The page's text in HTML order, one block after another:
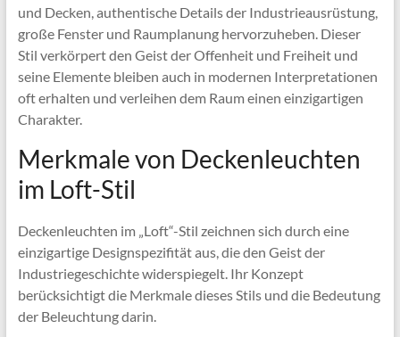
und Decken, authentische Details der Industrieausrüstung,
große Fenster und Raumplanung hervorzuheben. Dieser
Stil verkörpert den Geist der Offenheit und Freiheit und
seine Elemente bleiben auch in modernen Interpretationen
oft erhalten und verleihen dem Raum einen einzigartigen
Charakter.
Merkmale von Deckenleuchten
im Loft-Stil
Deckenleuchten im „Loft“-Stil zeichnen sich durch eine
einzigartige Designspezifität aus, die den Geist der
Industriegeschichte widerspiegelt. Ihr Konzept
berücksichtigt die Merkmale dieses Stils und die Bedeutung
der Beleuchtung darin.